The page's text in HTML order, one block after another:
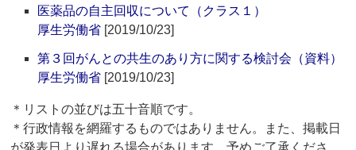
医薬品の自主回収について（クラス１）
厚生労働省 [2019/10/23]
第３回がんとの共生のあり方に関する検討会（資料）
厚生労働省 [2019/10/23]
＊リストの並びは五十音順です。
＊行政情報を網羅するものではありません。また、掲載日